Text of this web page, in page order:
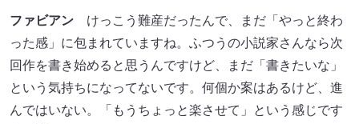
ファビアン けっこう難産だったんで、まだ「やっと終わ
った感」に包まれていますね。ふつうの小説家さんなら次
回作を書き始めると思うんですけど、まだ「書きたいな」
という気持ちになってないです。何個か案はあるけど、進
んではいない。「もうちょっと楽させて」という感じです